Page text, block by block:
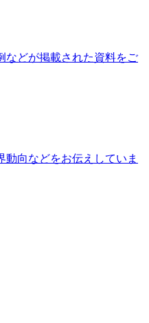
などが掲載された資料をご
向などをお伝えしていま